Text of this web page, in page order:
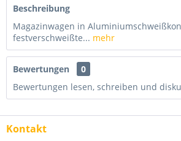
Beschreibung
Magazinwagen in
festverschweißte... mehr
Bewertungen
0
Bewertungen lesen, schreiben und
Kontakt